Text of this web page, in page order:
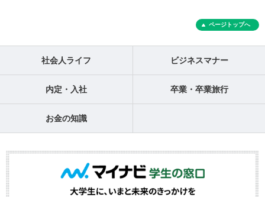
ページトップへ
社会人ライフ ビジネスマナー
内定・入社 卒業・卒業旅行
お金の知識